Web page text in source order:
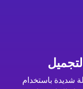
شديدة باستخدام